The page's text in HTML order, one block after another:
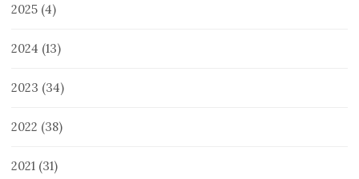
2025 (4)
2024 (13)
2023 (34)
2022 (38)
2021 (31)